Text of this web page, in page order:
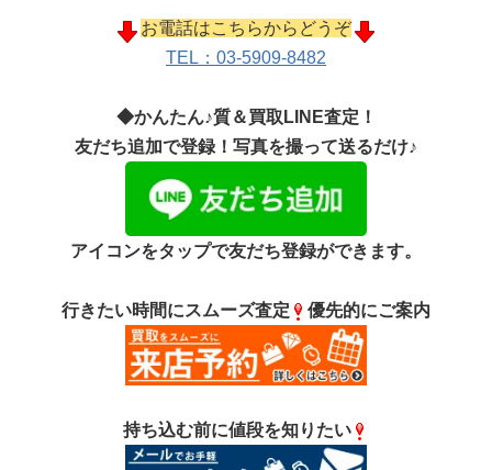
お電話はこちらからどうぞ
TEL：03-5909-8482
◆かんたん♪質＆買取LINE査定！
友だち追加で登録！写真を撮って送るだけ♪
アイコンをタップで友だち登録ができます。
行きたい時間にスムーズ査定 優先的にご案内
持ち込む前に値段を知りたい